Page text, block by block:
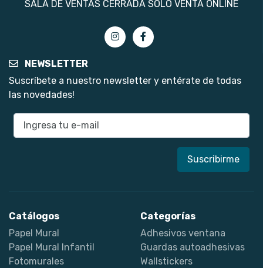
SALA DE VENTAS CERRADA SÓLO VENTA ONLINE
NEWSLETTER
Suscríbete a nuestro newsletter y entérate de todas
las novedades!
E-mail
Catálogos
Papel Mural
Papel Mural Infantil
Fotomurales
Categorías
Adhesivos ventana
Guardas autoadhesivas
Wallstickers